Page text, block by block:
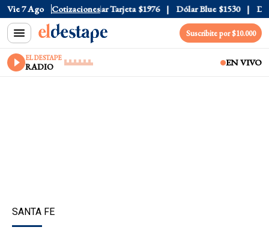
Vie 7 Ago Cotizaciones
Oficial $1520 Dólar Tarjeta $1976 Dólar Blue $1530 Dólar
Suscribite por $10.000
EL DESTAPE
RADIO EN VIVO
SANTA FE